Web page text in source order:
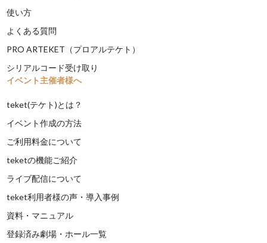
使い方
よくある質問
PRO ARTEKET（プロアルテケト）
シリアルコード受け取り
イベント主催者様へ
teket(テケト)とは？
イベント作成の方法
ご利用料金について
teketの機能ご紹介
ライブ配信について
teket利用者様の声・導入事例
資料・マニュアル
登録済み劇場・ホール一覧